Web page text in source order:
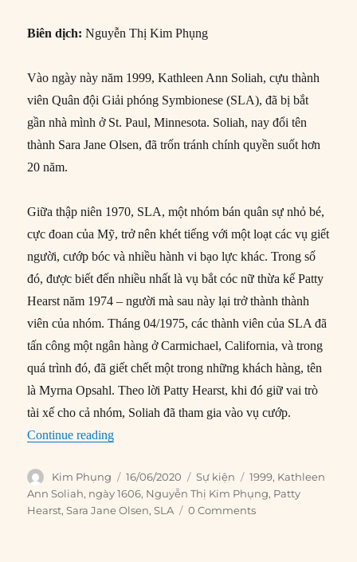
Biên dịch: Nguyễn Thị Kim Phụng
Vào ngày này năm 1999, Kathleen Ann Soliah, cựu thành
viên Quân đội Giải phóng Symbionese (SLA), đã bị bắt
gần nhà mình ở St. Paul, Minnesota. Soliah, nay đổi tên
thành Sara Jane Olsen, đã trốn tránh chính quyền suốt hơn
20 năm.
Giữa thập niên 1970, SLA, một nhóm bán quân sự nhỏ bé,
cực đoan của Mỹ, trở nên khét tiếng với một loạt các vụ giết
người, cướp bóc và nhiều hành vi bạo lực khác. Trong số
đó, được biết đến nhiều nhất là vụ bắt cóc nữ thừa kế Patty
Hearst năm 1974 – người mà sau này lại trở thành thành
viên của nhóm. Tháng 04/1975, các thành viên của SLA đã
tấn công một ngân hàng ở Carmichael, California, và trong
quá trình đó, đã giết chết một trong những khách hàng, tên
là Myrna Opsahl. Theo lời Patty Hearst, khi đó giữ vai trò
tài xế cho cả nhóm, Soliah đã tham gia vào vụ cướp.
Continue reading“16/06/1999: Thành viên SLA bị bắt sau hơn
Author
Kim Phụng
Posted
on
16/06/2020 Categories
Sự kiện Tags
1999, Kathleen
Ann Soliah, ngày 1606, Nguyễn Thị Kim Phụng, Patty
Hearst,Sara Jane Olsen,SLA 0 Comments